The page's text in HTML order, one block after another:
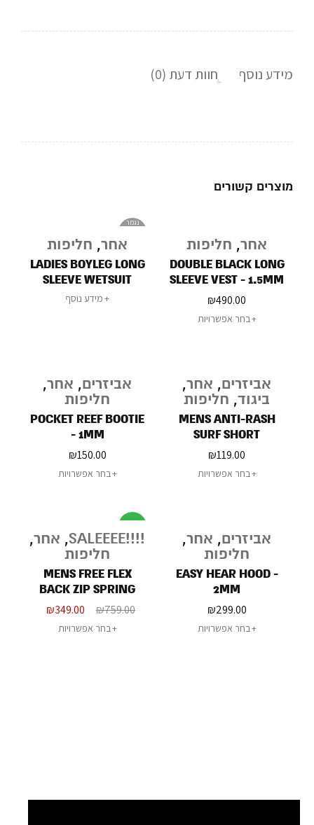
מידע נוסף חוות דעת (0)
מוצרים קשורים
אחר, חליפות
DOUBLE BLACK LONG
SLEEVE VEST - 1.5MM
₪490.00
בחר אפשרויות
נגמר
אחר, חליפות
LADIES BOYLEG LONG
SLEEVE WETSUIT
-2MM
מידע נוסף
אביזרים, אחר,
ביגוד, חליפות
MENS ANTI-RASH
SURF SHORT
₪119.00
בחר אפשרויות
אביזרים, אחר,
חליפות
POCKET REEF BOOTIE
- 1MM
₪150.00
בחר אפשרויות
אביזרים, אחר,
חליפות
EASY HEAR HOOD -
2MM
₪299.00
בחר אפשרויות
!!!!SALEEEE
, אחר,
חליפות
MENS FREE FLEX
BACK ZIP SPRING
SUIT - 2/2MM
₪759.00
₪349.00
בחר אפשרויות